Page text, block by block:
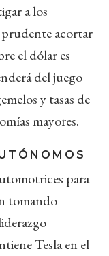
a los
acortar
el dólar es
del juego
y tasas de
mayores.
para
tomando
Tesla en el